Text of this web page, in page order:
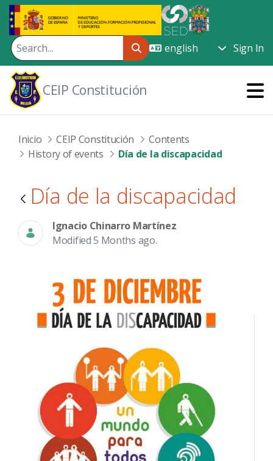
Skip to Main Content
Sign In
CEIP Constitución
Inicio CEIP Constitución
Contents
History of events
Día de la discapacidad
Día de la discapacidad
Ignacio Chinarro Martínez
Modified 5 Months ago.